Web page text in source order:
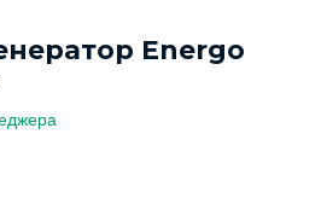
Energo